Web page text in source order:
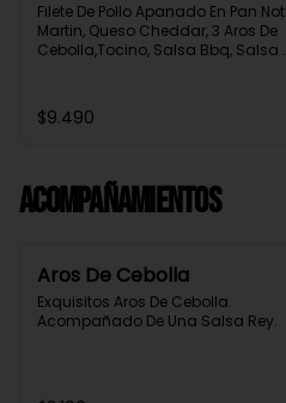
Filete De Pollo Apanado En Pan Not
Martin, Queso Cheddar, 3 Aros De
Cebolla,Tocino, Salsa Bbq, Salsa
$9.490
Acompañamientos
Aros De Cebolla
Exquisitos Aros De Cebolla.
Acompañado De Una Salsa Rey.